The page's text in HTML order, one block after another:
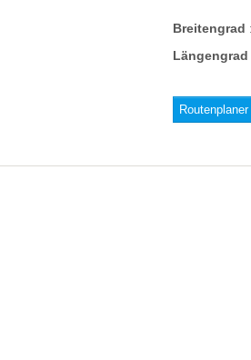
Breitengrad
Längengrad
Routenplaner